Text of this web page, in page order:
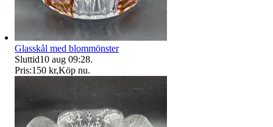
Glasskål med blommönster
Sluttid10 aug 09:28.
Pris:150 kr,Köp nu.